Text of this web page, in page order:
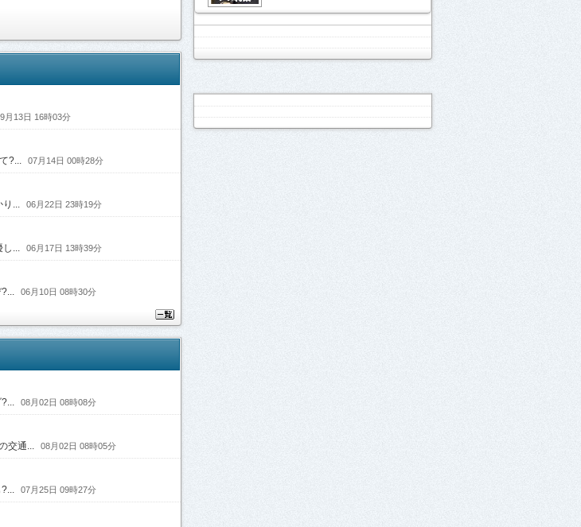
月13日 16時03分
?... 07月14日 00時28分
り... 06月22日 23時19分
... 06月17日 13時39分
06月10日 08時30分
08月02日 08時08分
交通... 08月02日 08時05分
07月25日 09時27分